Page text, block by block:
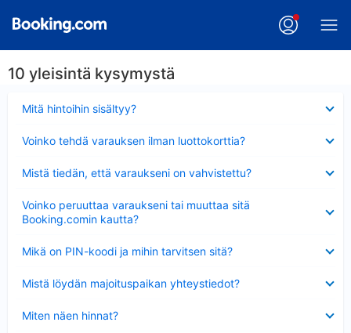
10 yleisintä kysymystä
Mitä hintoihin sisältyy?
Voinko tehdä varauksen ilman luottokorttia?
Mistä tiedän, että varaukseni on vahvistettu?
Voinko peruuttaa varaukseni tai muuttaa sitä
Booking.comin kautta?
Mikä on PIN-koodi ja mihin tarvitsen sitä?
Mistä löydän majoituspaikan yhteystiedot?
Miten näen hinnat?